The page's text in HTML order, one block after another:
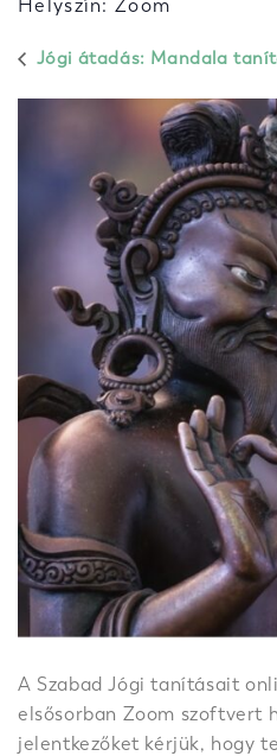
Helyszín: Zoom
Jógi átadás: Mandala
A Szabad Jógi tanításait
elsősorban Zoom szoftvert
jelentkezőket kérjük, hogy